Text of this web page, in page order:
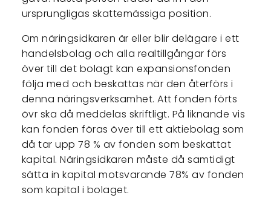
ursprungligas skattemässiga position.
Om näringsidkaren är eller blir delägare i ett
handelsbolag och alla realtillgångar förs
över till det bolagt kan expansionsfonden
följa med och beskattas när den återförs i
denna näringsverksamhet. Att fonden förts
övr ska då meddelas skriftligt. På liknande vis
kan fonden föras över till ett aktiebolag som
då tar upp 78 % av fonden som beskattat
kapital. Näringsidkaren måste då samtidigt
sätta in kapital motsvarande 78% av fonden
som kapital i bolaget.